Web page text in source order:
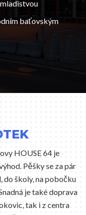
baťovským
HOUSE 64 je
Pěšky se za pár
do školy, na pobočku
je také doprava
tak i z centra